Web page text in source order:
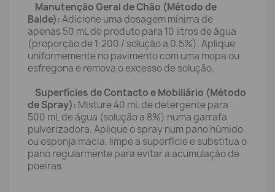
Manutenção Geral de Chão (Método de
Balde):Adicione uma dosagem mínima de
apenas 50 mL de produto para 10 litros de água
(proporção de 1:200 / solução a 0,5%). Aplique
uniformemente no pavimento com uma mopa ou
esfregona e remova o excesso de solução.
Superfícies de Contacto e Mobiliário (Método
de Spray): Misture 40 mL de detergente para
500 mL de água (solução a 8%) numa garrafa
pulverizadora. Aplique o spray num pano húmido
ou esponja macia, limpe a superfície e substitua o
pano regularmente para evitar a acumulação de
poeiras.